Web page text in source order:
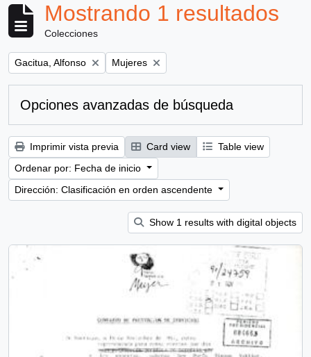
Mostrando 1 resultados
Colecciones
Remove filter:
Gacitua, Alfonso Remove filter:
Mujeres
Opciones avanzadas de búsqueda
Imprimir vista previa Card view
Table view
Ordenar por: Fecha de inicio
Dirección: Clasificación en orden ascendente
Show 1 results with digital objects